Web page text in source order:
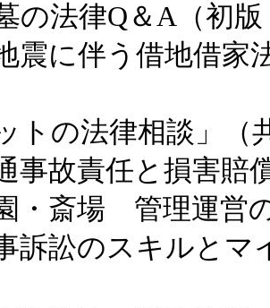
法律Q＆A（初版
に伴う借地借家法
の法律相談」（
故責任と損害賠償
斎場 管理運営の
訟のスキルとマ